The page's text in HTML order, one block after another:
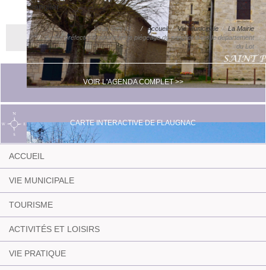
sanglier.
Vous êtes ici : Accueil Vie Municipale
La Mairie
Arrêté préfectoral autorisant le piégeage du sanglier dans le département
du Lot
VOIR L'AGENDA COMPLET >>
CARTE INTERACTIVE DE FLAUGNAC
ACCUEIL
VIE MUNICIPALE
TOURISME
ACTIVITÉS ET LOISIRS
VIE PRATIQUE